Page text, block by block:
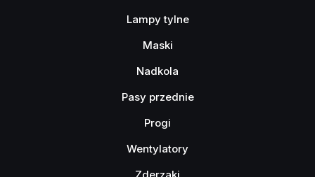
Lampy tylne
Maski
Nadkola
Pasy przednie
Progi
Wentylatory